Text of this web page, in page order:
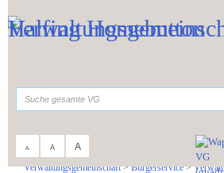
A A A
Verwaltungsgemeinschaft>Bürgerservice>